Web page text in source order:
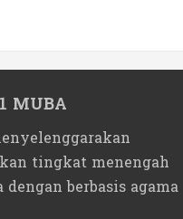
MUBA
tingkat menengah
dengan berbasis agama